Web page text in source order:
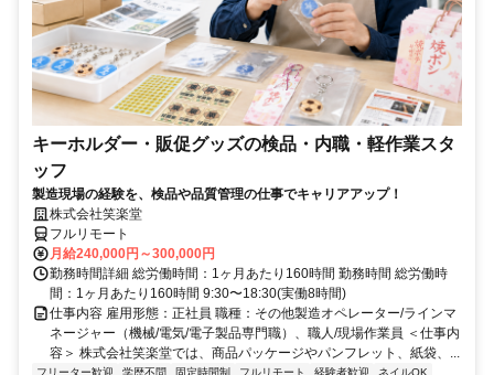
キーホルダー・販促グッズの検品・内職・軽作業スタ
ッフ
製造現場の経験を、検品や品質管理の仕事でキャリアアップ！
株式会社笑楽堂
フルリモート
月給240,000円～300,000円
勤務時間詳細 総労働時間：1ヶ月あたり160時間 勤務時間 総労働時
間：1ヶ月あたり160時間 9:30〜18:30(実働8時間)
仕事内容 雇用形態：正社員 職種：その他製造オペレーター/ラインマ
ネージャー（機械/電気/電子製品専門職）、職人/現場作業員 ＜仕事内
容＞ 株式会社笑楽堂では、商品パッケージやパンフレット、紙袋、...
フリーター歓迎 学歴不問 固定時間制 フルリモート 経験者歓迎
ネイルOK